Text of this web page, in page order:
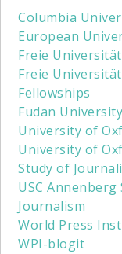
Columbia
European
Freie
Freie
Fellowships
Fudan University
University of
University of
Study of
USC
Journalism
World Press
WPI-blogit